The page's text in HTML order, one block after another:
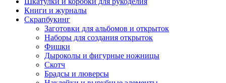
Книги и журналы
Скрапбукинг
Заготовки для альбомов и открыток
Наборы для создания открыток
Фишки
Дыроколы и фигурные ножницы
Скотч
Брадсы и люверсы